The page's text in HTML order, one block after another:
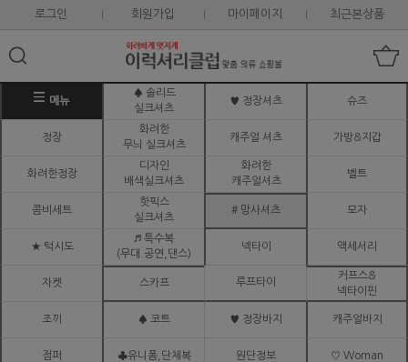
로그인 회원가입 마이페이지 최근본상품
메뉴
♠ 솔리드
실크셔츠
♥ 정장셔츠 슈즈
정장
화려한
무늬 실크셔츠
캐주얼 셔츠 가방&지갑
화려한정장
디자인
배색실크셔츠
화려한
캐주얼셔츠
벨트
콤비세트
핫픽스
실크셔츠
# 망사셔츠 모자
★ 턱시도
♬ 특수복
(무대.공연,댄스)
넥타이 액세서리
자켓 스카프 루프타이
커프스&
넥타이핀
조끼 ♠ 코트 ♥ 정장바지 캐주얼바지
점퍼 ♣유니폼,단체복 원단정보 ♡ Woman